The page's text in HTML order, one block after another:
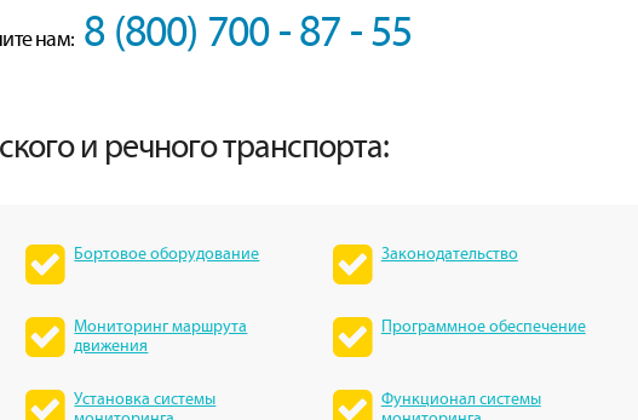
нам: 8 (800) 700 - 87 - 55
и речного транспорта:
Бортовое оборудование Законодательство
Мониторинг маршрута
движения
Программное обеспечение
Установка системы
Функционал системы